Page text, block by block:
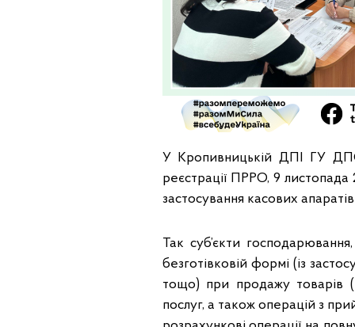
У Кропивницькій ДПІ ГУ
реєстрації ПРРО, 9
застосування касових
Так суб’єкти
безготівковій формі (із
тощо) при продажу товарів
послуг, а також операцій з